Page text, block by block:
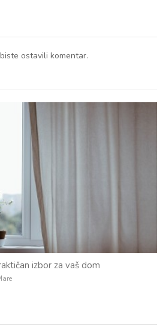
ostavili komentar.
izbor za vaš dom